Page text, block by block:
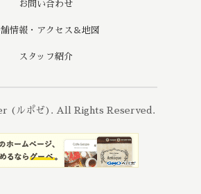
お問い合わせ
情報・アクセス＆地図
スタッフ紹介
(ルポゼ) . All Rights Reserved.